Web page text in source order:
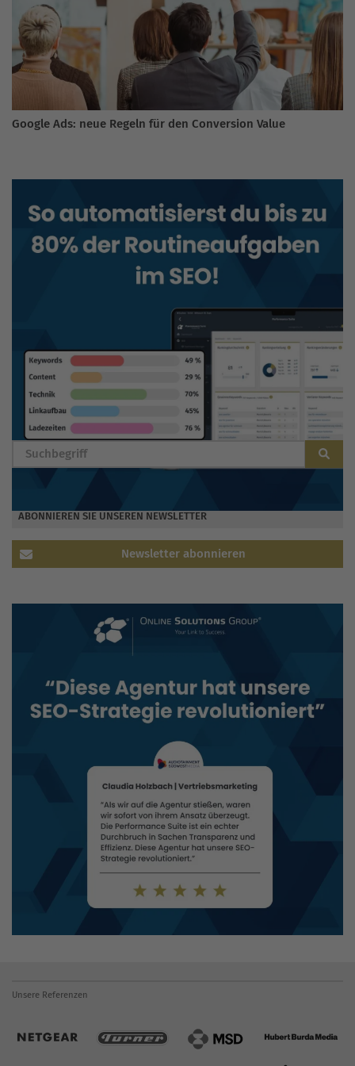
Google Ads: neue Regeln für den Conversion Value
BLOG DURCHSUCHEN
ABONNIEREN SIE UNSEREN NEWSLETTER
Newsletter abonnieren
Unsere Referenzen